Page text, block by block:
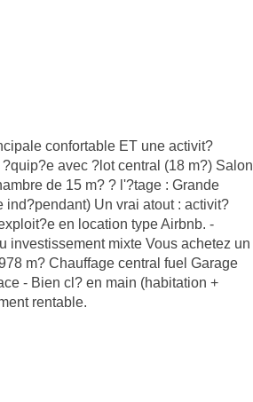
confortable ET une activit?
avec ?lot central (18 m?) Salon
de 15 m? ? l'?tage : Grande
Un vrai atout : activit?
en location type Airbnb. -
investissement mixte Vous achetez un
m? Chauffage central fuel Garage
- Bien cl? en main (habitation +
rentable.